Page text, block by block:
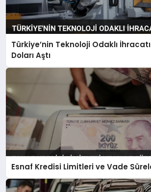
Türkiye’nin Teknoloji Odaklı
Doları Aştı
Esnaf Kredisi Limitleri ve Vade